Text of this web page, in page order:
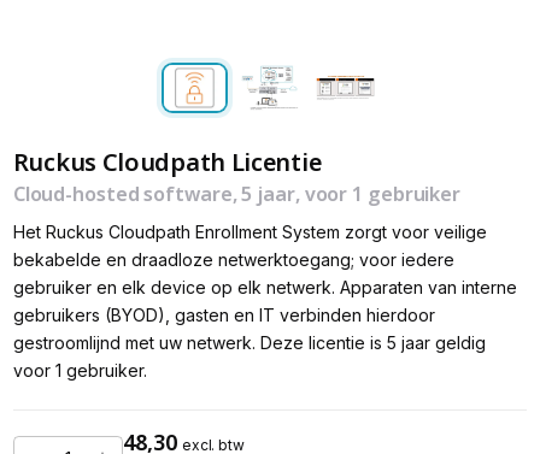
Ruckus Cloudpath Licentie
Cloud-hosted software, 5 jaar, voor 1 gebruiker
Het Ruckus Cloudpath Enrollment System zorgt voor veilige
bekabelde en draadloze netwerktoegang; voor iedere
gebruiker en elk device op elk netwerk. Apparaten van interne
gebruikers (BYOD), gasten en IT verbinden hierdoor
gestroomlijnd met uw netwerk. Deze licentie is 5 jaar geldig
voor 1 gebruiker.
48,30 excl. btw